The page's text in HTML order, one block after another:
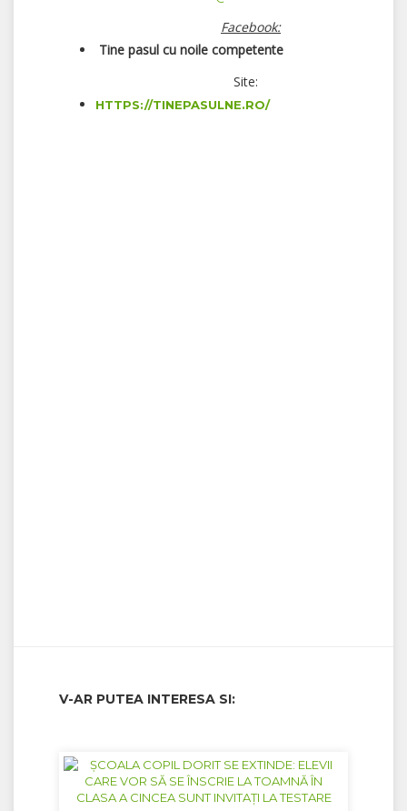
Facebook:
Tine pasul cu noile competente
Site:
HTTPS://TINEPASULNE.RO/
V-AR PUTEA INTERESA SI: